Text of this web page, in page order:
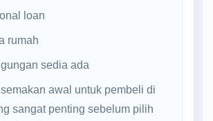
loan
rumah
sedia ada
awal untuk pembeli di
sangat penting sebelum pilih